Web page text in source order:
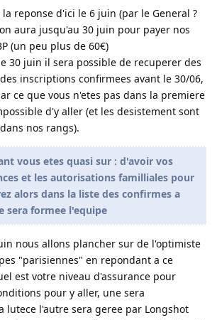
reponse d'ici le 6 juin (par le General ?
aura jusqu'au 30 juin pour payer nos
(un peu plus de 60€)
30 juin il sera possible de recuperer des
inscriptions confirmees avant le 30/06,
ce que vous n'etes pas dans la premiere
d'y aller (et les desistement sont
nos rangs).
vous etes quasi sur : d'avoir vos
et les autorisations familliales pour
alors dans la liste des confirmes a
sera formee l'equipe
nous allons plancher sur de l'optimiste
"parisiennes" en repondant a ce
est votre niveau d'assurance pour
pour y aller, une sera
lutece l'autre sera geree par Longshot